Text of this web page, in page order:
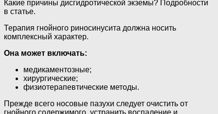
Какие причины дисгидротической экземы? Подробности
в статье.
Терапия гнойного риносинусита должна носить
комплексный характер.
Она может включать:
медикаментозные;
хирургические;
физиотерапевтические методы.
Прежде всего носовые пазухи следует очистить от
гнойного содержимого, устранить воспаление и